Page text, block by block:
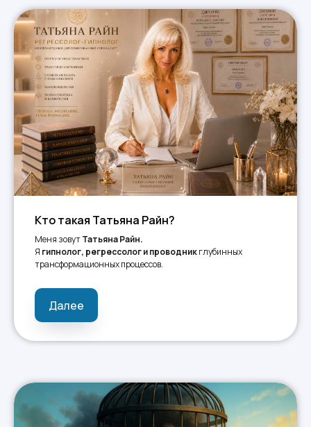
Кто такая Татьяна Райн?
Меня зовутТатьяна Райн.
Я гипнолог, регрессолог и проводникглубинных
трансформационных процессов.
Далее